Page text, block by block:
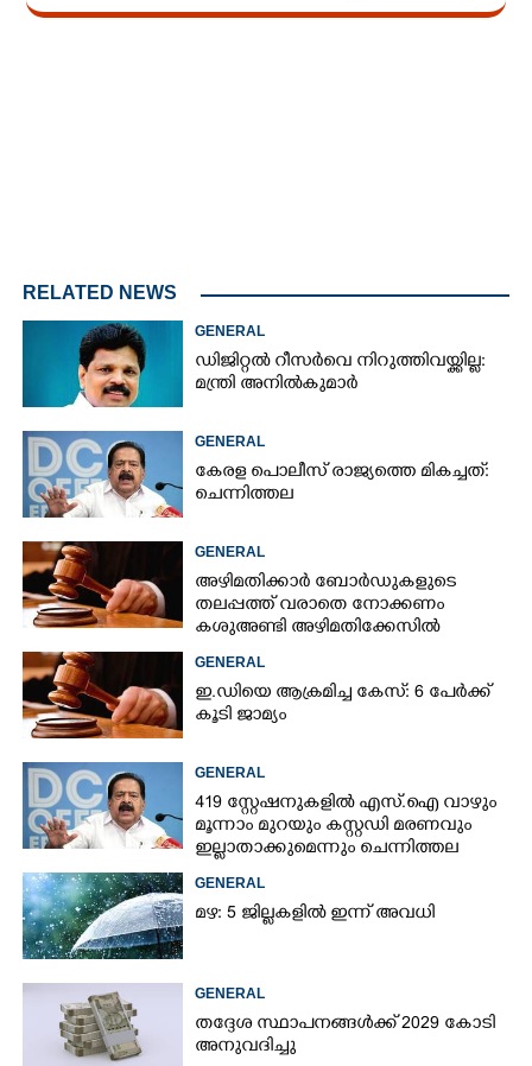
RELATED NEWS
GENERAL
ഡിജിറ്റൽ റീസർവെ നിറുത്തിവയ്ക്കില്ല:
മന്ത്രി അനിൽകുമാർ
GENERAL
കേരള പൊലീസ് രാജ്യത്തെ മികച്ചത്:
ചെന്നിത്തല
GENERAL
അഴിമതിക്കാർ ബോർഡുകളുടെ
തലപ്പത്ത് വരാതെ നോക്കണം
കശുഅണ്ടി അഴിമതിക്കേസിൽ
ഹൈക്കോടതി
GENERAL
ഇ.ഡിയെ ആക്രമിച്ച കേസ്: 6 പേർക്ക്
കൂടി ജാമ്യം
GENERAL
419 സ്റ്റേഷനുകളിൽ എസ്.ഐ വാഴും
മൂന്നാം മുറയും കസ്റ്റഡി മരണവും
ഇല്ലാതാക്കുമെന്നും ചെന്നിത്തല
GENERAL
മഴ: 5 ജില്ലകളിൽ ഇന്ന് അവധി
GENERAL
തദ്ദേശ സ്ഥാപനങ്ങൾക്ക് 2029 കോടി
അനുവദിച്ചു